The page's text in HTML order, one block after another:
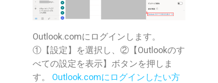
Outlook.comにログインします。
①【設定】を選択し、②【Outlookのす
べての設定を表示】ボタンを押しま
す。 Outlook.comにログインしたい方